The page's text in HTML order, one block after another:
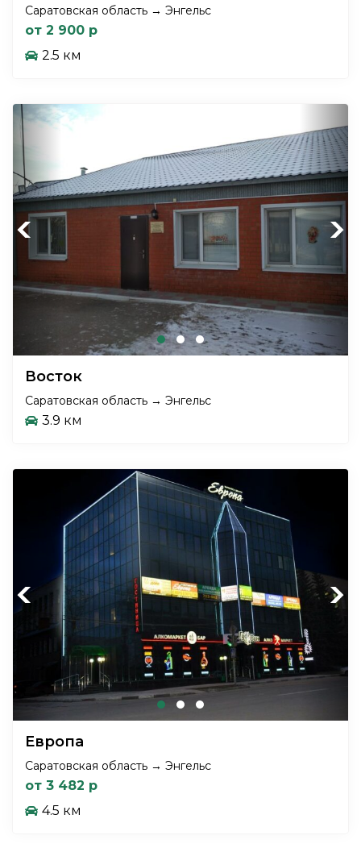
Саратовская область → Энгельс
от 2 900 р
2.5 км
Previous Next
Восток
Саратовская область → Энгельс
3.9 км
Previous Next
Европа
Саратовская область → Энгельс
от 3 482 р
4.5 км